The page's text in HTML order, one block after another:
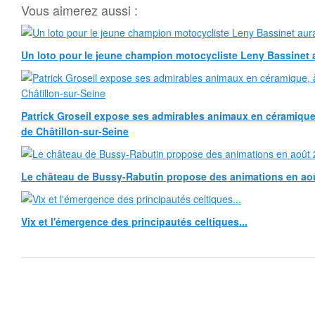
Vous aimerez aussi :
Un loto pour le jeune champion motocycliste Leny Bassinet
Patrick Groseil expose ses admirables animaux en
de Châtillon-sur-Seine
Le château de Bussy-Rabutin propose des animations en
Vix et l'émergence des principautés celtiques...